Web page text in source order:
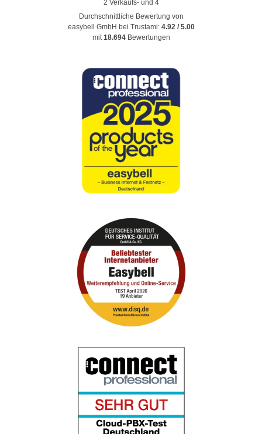
Durchschnittliche Bewertung von
easybell GmbH bei Trustami: 4.92/ 5.00
mit18.694 Bewertungen